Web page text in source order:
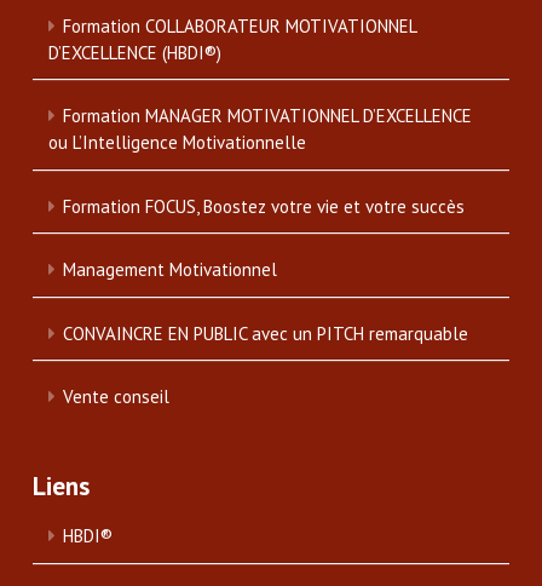
Formation COLLABORATEUR MOTIVATIONNEL
D’EXCELLENCE (HBDI®)
Formation MANAGER MOTIVATIONNEL D’EXCELLENCE
ou L’Intelligence Motivationnelle
Formation FOCUS, Boostez votre vie et votre succès
Management Motivationnel
CONVAINCRE EN PUBLIC avec un PITCH remarquable
Vente conseil
Liens
HBDI®